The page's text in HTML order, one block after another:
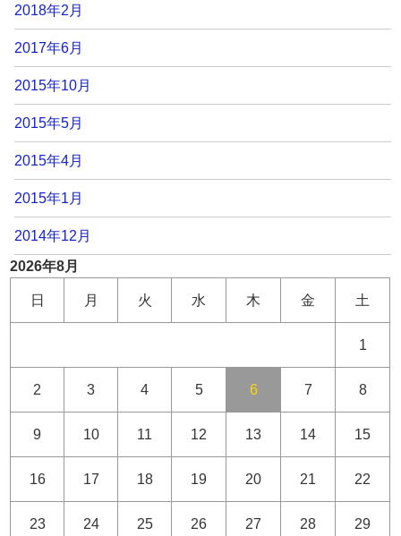
2018年2月
2017年6月
2015年10月
2015年5月
2015年4月
2015年1月
2014年12月
2026年8月
日 月 火 水 木 金 土
1
2 3 4 5 6 7 8
9 10 11 12 13 14 15
16 17 18 19 20 21 22
23 24 25 26 27 28 29